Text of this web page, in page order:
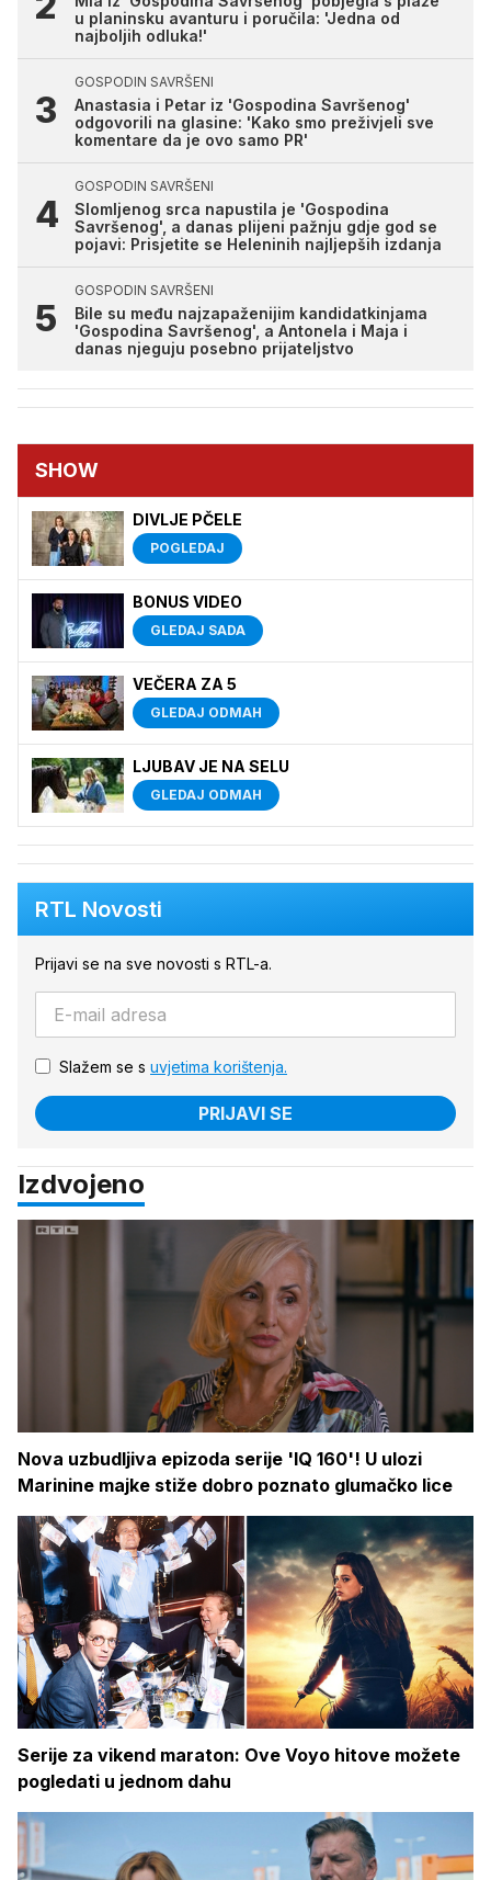
u planinsku avanturu i poručila: 'Jedna od
najboljih odluka!'
GOSPODIN SAVRŠENI
Anastasia i Petar iz 'Gospodina Savršenog'
odgovorili na glasine: 'Kako smo preživjeli sve
komentare da je ovo samo PR'
GOSPODIN SAVRŠENI
Slomljenog srca napustila je 'Gospodina
Savršenog', a danas plijeni pažnju gdje god se
pojavi: Prisjetite se Heleninih najljepših izdanja
GOSPODIN SAVRŠENI
Bile su među najzapaženijim kandidatkinjama
'Gospodina Savršenog', a Antonela i Maja i
danas njeguju posebno prijateljstvo
SHOW
DIVLJE PČELE
POGLEDAJ
BONUS VIDEO
GLEDAJ SADA
VEČERA ZA 5
GLEDAJ ODMAH
LJUBAV JE NA SELU
GLEDAJ ODMAH
RTL Novosti
Prijavi se na sve novosti s RTL-a.
Slažem se s uvjetima korištenja.
PRIJAVI SE
Izdvojeno
Nova uzbudljiva epizoda serije 'IQ 160'! U ulozi
Marinine majke stiže dobro poznato glumačko lice
Serije za vikend maraton: Ove Voyo hitove možete
pogledati u jednom dahu